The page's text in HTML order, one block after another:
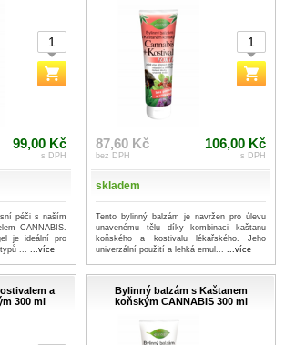
99,00 Kč
s DPH
péči s naším
CANNABIS.
je ideální pro
...
...více
87,60 Kč
bez DPH
106,00 Kč
s DPH
skladem
Tento bylinný balzám je navržen pro úlevu
unavenému tělu díky kombinaci kaštanu
koňského a kostivalu lékařského. Jeho
univerzální použití a lehká emul...
...více
a
300 ml
Bylinný balzám s Kaštanem
koňským CANNABIS 300 ml